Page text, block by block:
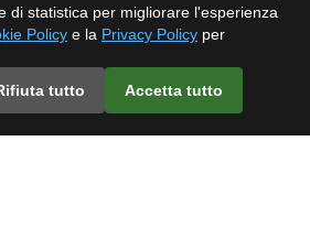
la
UNI EN ISO
di statistica per migliorare l'esperienza
Policy e la Privacy Policy per
tutto Accetta tutto